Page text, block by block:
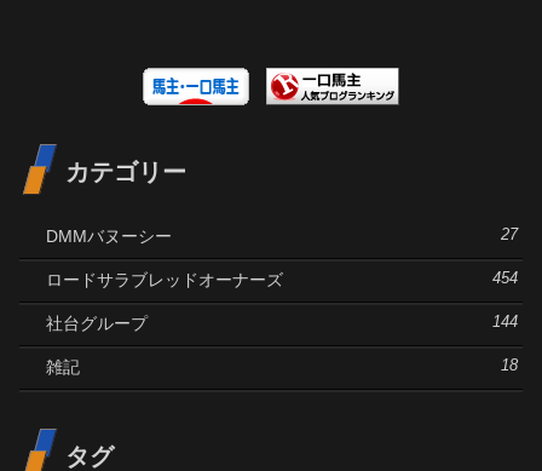
カテゴリー
DMMバヌーシー 27
ロードサラブレッドオーナーズ 454
社台グループ 144
雑記 18
タグ